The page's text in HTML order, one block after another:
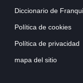
Diccionario de
Política de cookies
Política de privacidad
mapa del sitio